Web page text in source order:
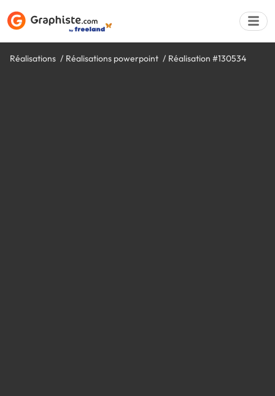
Réalisations Réalisations powerpoint Réalisation #130534